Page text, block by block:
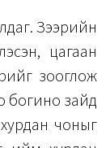
Зээрийн
цагаан
зооглож
богино зайд
чоныг